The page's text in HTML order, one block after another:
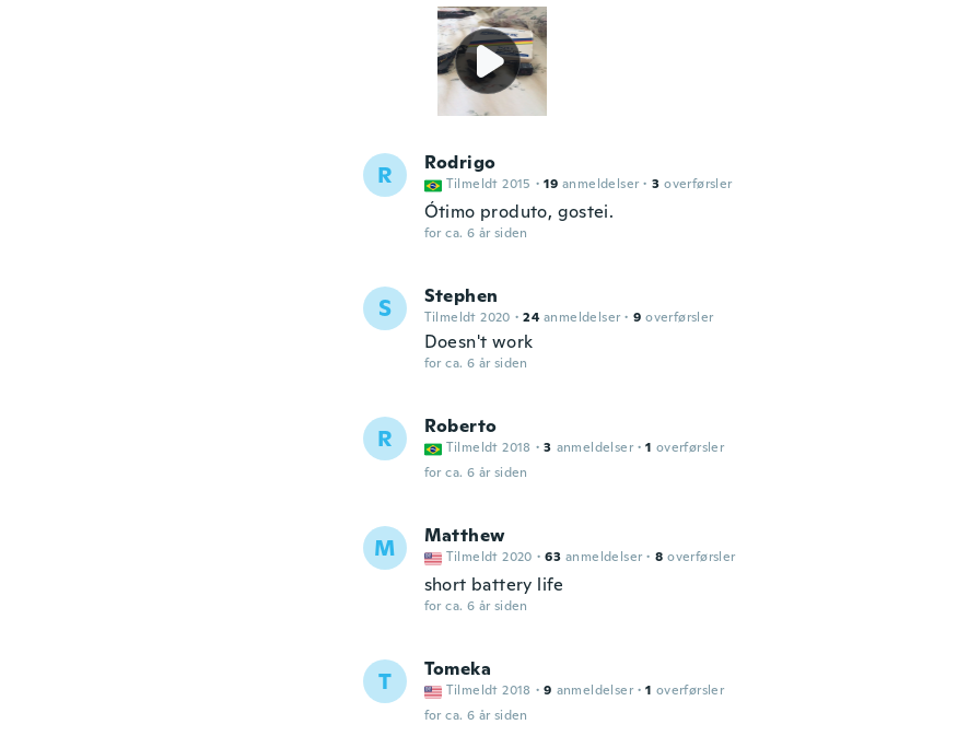
R Rodrigo
Tilmeldt 2015 · 19 anmeldelser · 3 overførsler
Ótimo produto, gostei.
for ca. 6 år siden
S Stephen
Tilmeldt 2020 · 24 anmeldelser · 9 overførsler
Doesn't work
for ca. 6 år siden
R Roberto
Tilmeldt 2018 · 3 anmeldelser · 1 overførsler
for ca. 6 år siden
M Matthew
Tilmeldt 2020 · 63 anmeldelser · 8 overførsler
short battery life
for ca. 6 år siden
T Tomeka
Tilmeldt 2018 · 9 anmeldelser · 1 overførsler
for ca. 6 år siden